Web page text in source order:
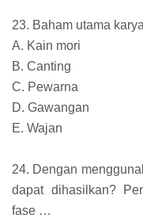
23. Baham utama
A. Kain mori
B. Canting
C. Pewarna
D. Gawangan
E. Wajan
24. Dengan
dapat dihasilkan?
fase …